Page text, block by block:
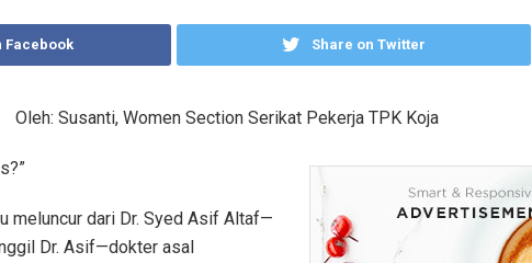
Facebook Share on Twitter
Oleh: Susanti, Women Section Serikat Pekerja TPK Koja
meluncur dari Dr. Syed Asif Altaf—
Dr. Asif—dokter asal